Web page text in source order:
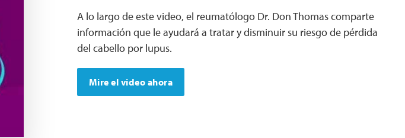
A lo largo de este video, el reumatólogo Dr. Don Thomas comparte
información que le ayudará a tratar y disminuir su riesgo de pérdida
del cabello por lupus.
Mire el video ahora